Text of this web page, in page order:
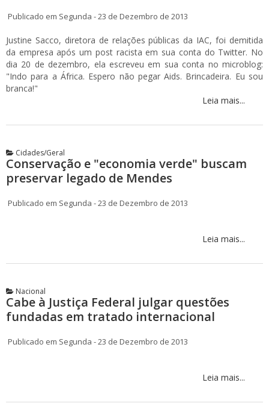
Publicado em Segunda - 23 de Dezembro de 2013
Justine Sacco, diretora de relações públicas da IAC, foi demitida
da empresa após um post racista em sua conta do Twitter. No
dia 20 de dezembro, ela escreveu em sua conta no microblog:
"Indo para a África. Espero não pegar Aids. Brincadeira. Eu sou
branca!"
Leia mais...
Cidades/Geral
Conservação e "economia verde" buscam
preservar legado de Mendes
Publicado em Segunda - 23 de Dezembro de 2013
Leia mais...
Nacional
Cabe à Justiça Federal julgar questões
fundadas em tratado internacional
Publicado em Segunda - 23 de Dezembro de 2013
Leia mais...